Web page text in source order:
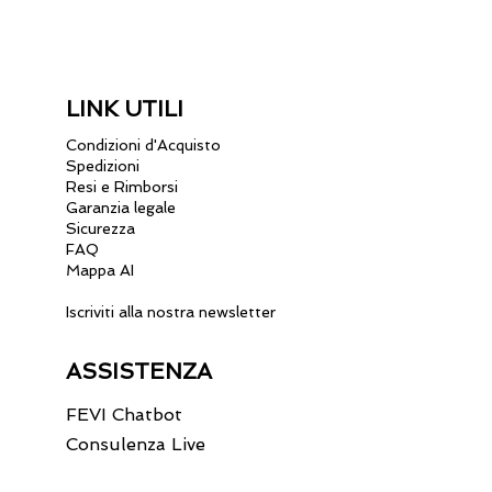
LINK UTILI
Condizioni d'Acquisto
Spedizioni
Resi e Rimborsi
Garanzia legale
Sicurezza
FAQ
Mappa AI
Iscriviti alla nostra newsletter
ASSISTENZA
FEVI Chatbot
Consulenza Live